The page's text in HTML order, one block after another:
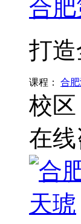
合
打
课程： 合
校区
在